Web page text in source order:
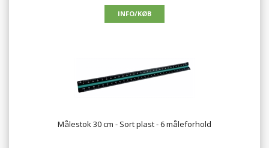
Målestok 30 cm - Sort plast - 6 måleforhold